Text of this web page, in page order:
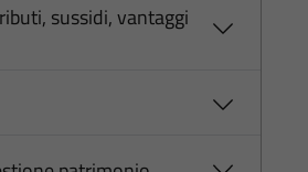
sussidi, vantaggi